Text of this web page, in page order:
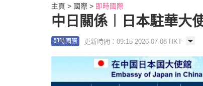
主頁 國際 即時國際
中日關係︱日本駐華大
即時國際 更新時間：09:15 2026-07-08 HKT